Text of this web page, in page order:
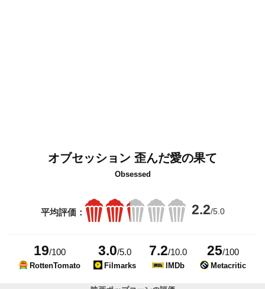
オブセッション 歪んだ愛の果て
Obsessed
平均評価： 2.2/5.0
19/100
RottenTomato
3.0/5.0
Filmarks
7.2/10.0
IMDb
25/100
Metacritic